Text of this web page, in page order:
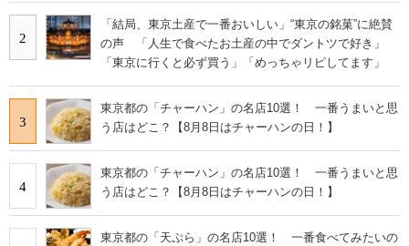
2
「結局、東京土産で一番おいしい」“東京の銘菓”に絶賛
の声 「人生で食べたお土産の中でダントツで好き」
「東京に行くと必ず買う」「めっちゃリピしてます」
3
東京都の「チャーハン」の名店10選！ 一番うまいと思
う店はどこ？【8月8日はチャーハンの日！】
4
東京都の「チャーハン」の名店10選！ 一番うまいと思
う店はどこ？【8月8日はチャーハンの日！】
東京都の「天ぷら」の名店10選！ 一番食べてみたいの